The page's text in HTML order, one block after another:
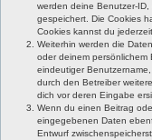
werden deine Benutzer-
gespeichert. Die Cookies
Cookies kannst du
Weiterhin werden die
oder deinem persönlichem
eindeutiger
durch den Betreiber
dich vor deren Eingabe
Wenn du einen Beitrag
eingegebenen Daten
Entwurf